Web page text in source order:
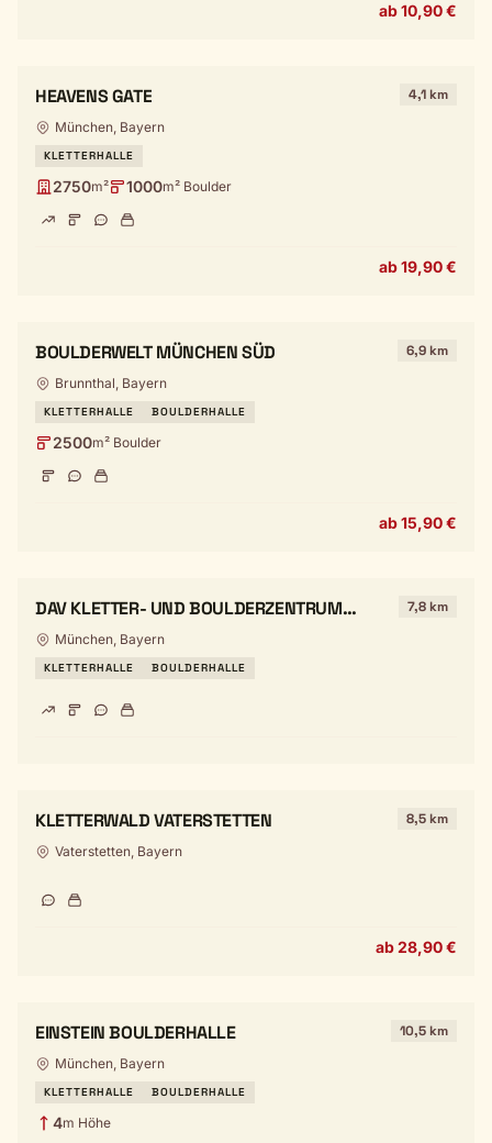
ab 10,90 €
HEAVENS GATE 4,1 km
München, Bayern
KLETTERHALLE
2750m² 1000m² Boulder
ab 19,90 €
BOULDERWELT MÜNCHEN SÜD 6,9 km
Brunnthal, Bayern
KLETTERHALLE BOULDERHALLE
2500m² Boulder
ab 15,90 €
DAV KLETTER- UND BOULDERZENTRUM
MÜNCHEN-SÜD
7,8 km
München, Bayern
KLETTERHALLE BOULDERHALLE
KLETTERWALD VATERSTETTEN 8,5 km
Vaterstetten, Bayern
ab 28,90 €
EINSTEIN BOULDERHALLE 10,5 km
München, Bayern
KLETTERHALLE BOULDERHALLE
4m Höhe